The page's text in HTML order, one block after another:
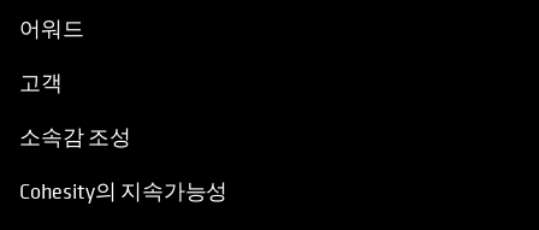
어워드
고객
소속감 조성
Cohesity의 지속가능성